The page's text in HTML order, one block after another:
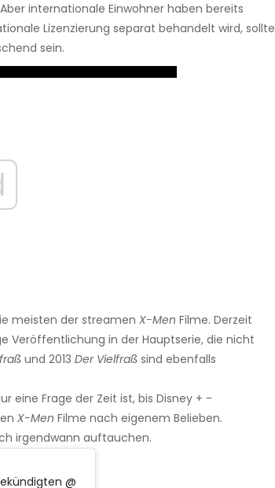
internationale Einwohner haben bereits
Lizenzierung separat behandelt wird, sollte
sein.
meisten der streamen X-Men Filme. Derzeit
Veröffentlichung in der Hauptserie, die nicht
und 2013 Der Vielfraß sind ebenfalls
eine Frage der Zeit ist, bis Disney + -
X-Men Filme nach eigenem Belieben.
irgendwann auftauchen.
@